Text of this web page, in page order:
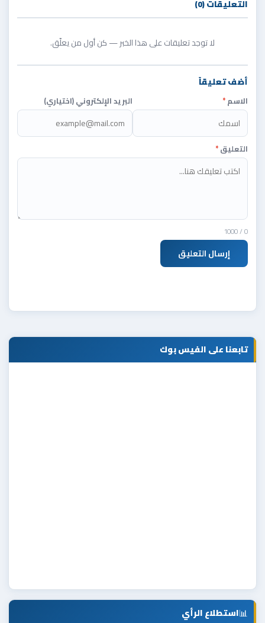
التعليقات (0)
لا توجد تعليقات على هذا الخبر — كن أول من يعلّق.
أضف تعليقاً
الاسم* البريد الإلكتروني (اختياري)
التعليق*
0
/ 1000
إرسال التعليق
تابعنا على الفيس بوك
📊استطلاع الرأي